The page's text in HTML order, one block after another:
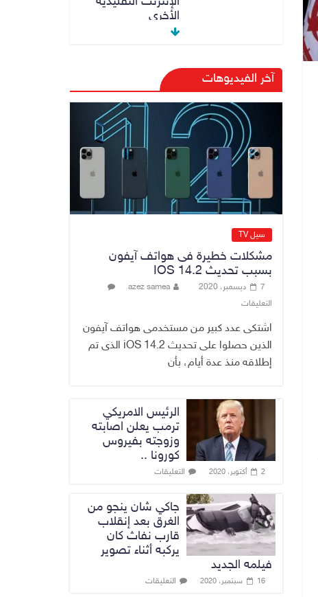
الأخرى
No Comment
رئيس حكومة إقليم
كردستان مسرور
بارزاني ينفي ما يشاع
عن وجود عسكري
أمريكي في بعض
قواعد الإقليم
No Comment
سير العمل في
المشاريع
على ضرورة إنجازها
8 أغسطس، 2026 No Comment
نجحت في تأمين
المنتجات النفطية
رغم تحديات الملاحة
وأزمة مضيق هرمز
آخر الفيديوهات
سيل TV
مشكلات خطيرة فى هواتف آيفون
بسبب تحديث IOS 14.2
7 ديسمبر، 2020
azez samea
التعليقات
اشتكى عدد كبير من مستخدمى هواتف آيفون
الذين حصلوا على تحديث iOS 14.2 الذى تم
إطلاقه منذ عدة أيام، بأن
الرئيس الامريكي
ترمب يعلن اصابته
وزوجته بفيروس
كورونا ..
2 أكتوبر، 2020 التعليقات
جاكي شان ينجو من
الغرق بعد إنقلاب
قارب نفاث كان
يركبه أثناء تصوير
فيلمه الجديد
16 سبتمبر، 2020 التعليقات